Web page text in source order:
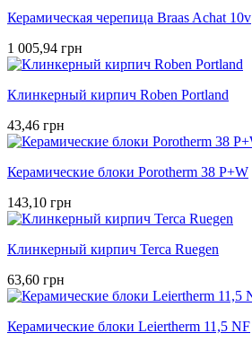
Керамическая черепица Braas Achat 10v
1 005,94 грн
Клинкерный кирпич Roben Portland
43,46 грн
Керамические блоки Porotherm 38 P+W
143,10 грн
Клинкерный кирпич Terca Ruegen
63,60 грн
Керамические блоки Leiertherm 11,5 NF